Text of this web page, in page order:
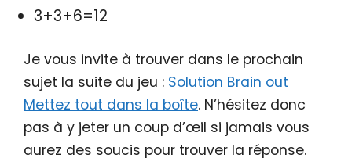
3+3+6=12
Je vous invite à trouver dans le prochain
sujet la suite du jeu : Solution Brain out
Mettez tout dans la boîte. N’hésitez donc
pas à y jeter un coup d’œil si jamais vous
aurez des soucis pour trouver la réponse.